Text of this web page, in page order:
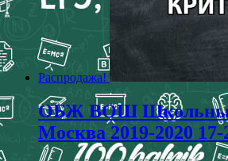
Распродажа!
ОБЖ ВОШ
Москва 2019-2020 17-